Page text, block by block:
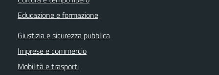
Educazione e formazione
Giustizia e sicurezza pubblica
Imprese e commercio
Mobilità e trasporti